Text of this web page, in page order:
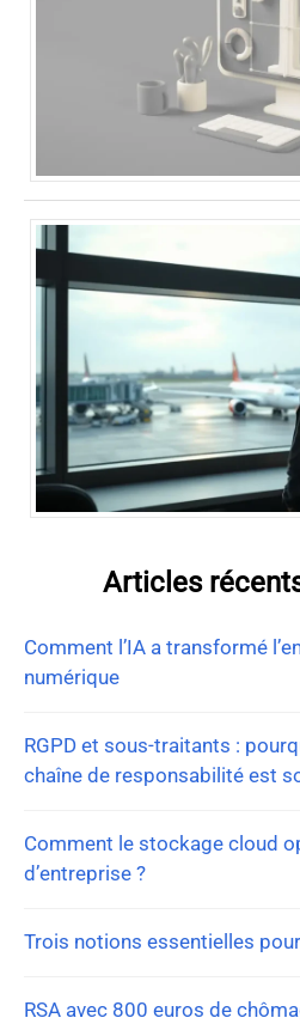
Articles
Comment l’IA a transformé
numérique
RGPD et sous-traitants :
chaîne de responsabilité est
Comment le stockage cloud
d’entreprise ?
Trois notions essentielles
RSA avec 800 euros de